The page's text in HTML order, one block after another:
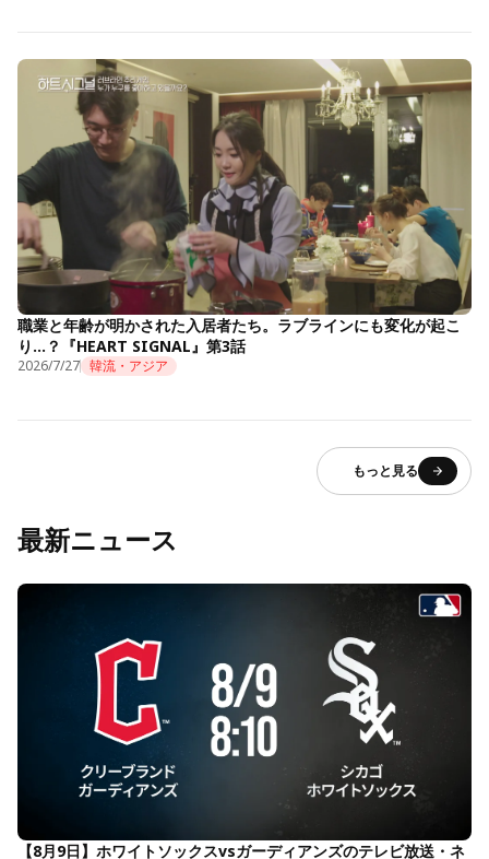
職業と年齢が明かされた入居者たち。ラブラインにも変化が起こ
り…？『HEART SIGNAL』第3話
2026/7/27 韓流・アジア
もっと見る
最新ニュース
【8月9日】ホワイトソックスvsガーディアンズのテレビ放送・ネ